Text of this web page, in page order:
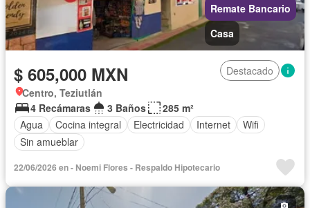
Remate Bancario
Casa
$ 605,000 MXN
Destacado
Centro, Teziutlán
4 Recámaras
3 Baños
285 m²
Agua
Cocina integral Electricidad Internet
Wifi
Sin amueblar
22/06/2026 en - Noemi Flores - Respaldo Hipotecario